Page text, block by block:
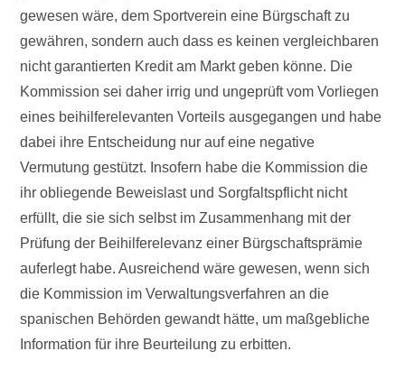
gewesen wäre, dem Sportverein eine Bürgschaft zu
gewähren, sondern auch dass es keinen vergleichbaren
nicht garantierten Kredit am Markt geben könne. Die
Kommission sei daher irrig und ungeprüft vom Vorliegen
eines beihilferelevanten Vorteils ausgegangen und habe
dabei ihre Entscheidung nur auf eine negative
Vermutung gestützt. Insofern habe die Kommission die
ihr obliegende Beweislast und Sorgfaltspflicht nicht
erfüllt, die sie sich selbst im Zusammenhang mit der
Prüfung der Beihilferelevanz einer Bürgschaftsprämie
auferlegt habe. Ausreichend wäre gewesen, wenn sich
die Kommission im Verwaltungsverfahren an die
spanischen Behörden gewandt hätte, um maßgebliche
Information für ihre Beurteilung zu erbitten.